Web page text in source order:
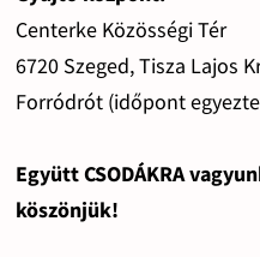
Centerke Közösségi Tér
6720 Szeged, Tisza Lajos
Forródrót (időpont
Együtt CSODÁKRA
köszönjük!